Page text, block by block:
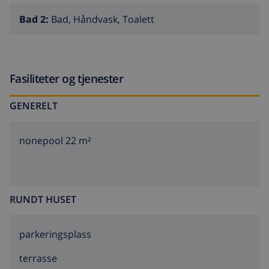
Bad 2: Bad, Håndvask, Toalett
Fasiliteter og tjenester
GENERELT
nonepool 22 m²
RUNDT HUSET
parkeringsplass
terrasse